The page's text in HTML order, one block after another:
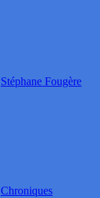
Stéphane Fougère
Chroniques